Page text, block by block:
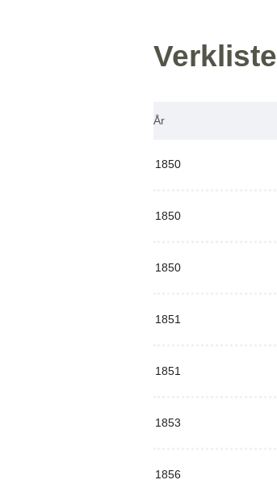
Verkliste
År
1850
1850
1850
1851
1851
1853
1856